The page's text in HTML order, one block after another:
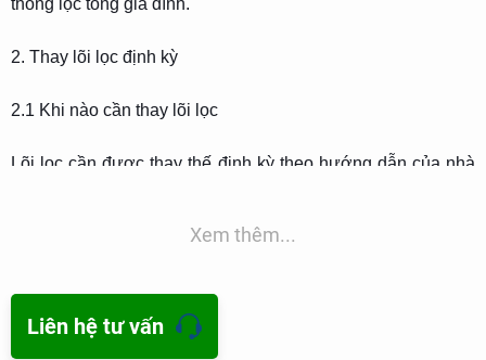
2. Thay lõi lọc định kỳ
2.1 Khi nào cần thay lõi lọc
Lõi lọc cần được thay thế định kỳ theo hướng dẫn của nhà
nước đầu vào và tần suất sử dụng, thường từ 6 tháng đến 1
Xem thêm...
Liên hệ tư vấn